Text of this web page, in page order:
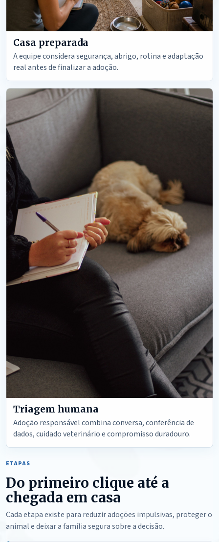
Casa preparada
A equipe considera segurança, abrigo, rotina e adaptação
real antes de finalizar a adoção.
Triagem humana
Adoção responsável combina conversa, conferência de
dados, cuidado veterinário e compromisso duradouro.
ETAPAS
Do primeiro clique até a
chegada em casa
Cada etapa existe para reduzir adoções impulsivas, proteger o
animal e deixar a família segura sobre a decisão.